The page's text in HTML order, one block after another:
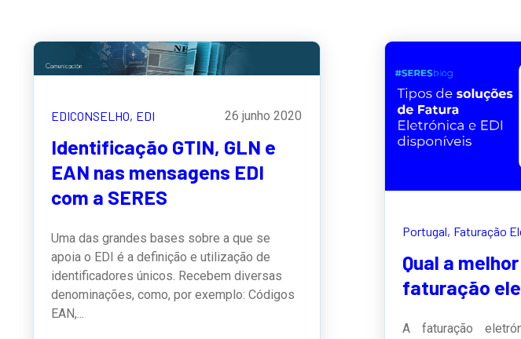
EDICONSELHO, EDI 26 junho 2020
Identificação GTIN, GLN e
EAN nas mensagens EDI
com a SERES
Uma das grandes bases sobre a que se
apoia o EDI é a definição e utilização de
identificadores únicos. Recebem diversas
denominações, como, por exemplo: Códigos
EAN,...
Portugal, Faturação
Qual a
faturação
A faturação